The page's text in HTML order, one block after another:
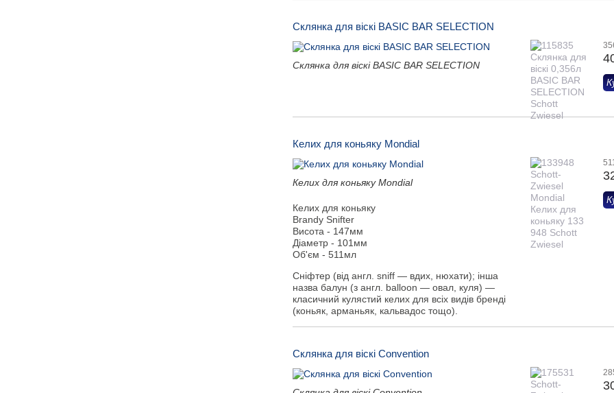
Склянка для віскі BASIC BAR SELECTION
Склянка для віскі BASIC BAR SELECTION
Келих для коньяку Mondial
Келих для коньяку Mondial
Келих для коньяку
Brandy Snifter
Висота - 147мм
Діаметр - 101мм
Об'єм - 511мл
Сніфтер (від англ. sniff — вдих, нюхати); інша
назва балун (з англ. balloon — овал, куля) —
класичний кулястий келих для всіх видів бренді
(коньяк, арманьяк, кальвадос тощо).
Склянка для віскі Convention